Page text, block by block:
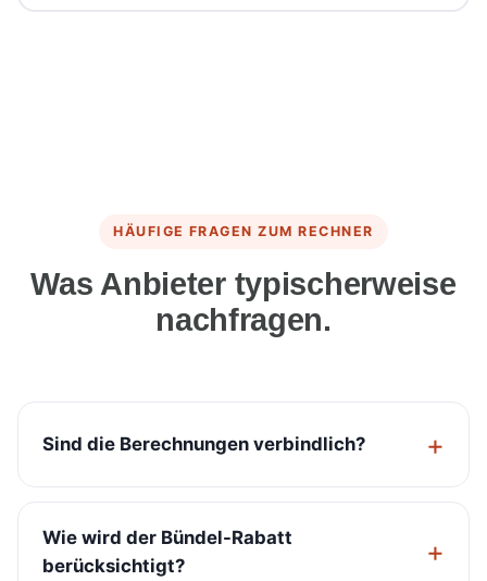
HÄUFIGE FRAGEN ZUM RECHNER
Was Anbieter typischerweise
nachfragen.
Sind die Berechnungen verbindlich?
Wie wird der Bündel-Rabatt
berücksichtigt?